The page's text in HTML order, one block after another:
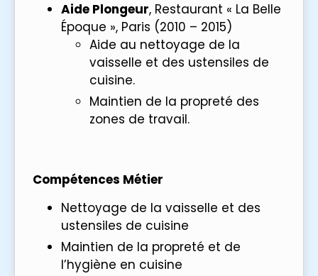
Aide Plongeur, Restaurant « La Belle
Époque », Paris (2010 – 2015)
Aide au nettoyage de la
vaisselle et des ustensiles de
cuisine.
Maintien de la propreté des
zones de travail.
Compétences Métier
Nettoyage de la vaisselle et des
ustensiles de cuisine
Maintien de la propreté et de
l’hygiène en cuisine